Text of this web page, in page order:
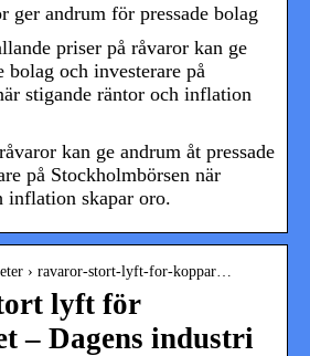
ger andrum för pressade bolag
priser på råvaror kan ge
bolag och investerare på
stigande räntor och inflation
kan ge andrum åt pressade
på Stockholmbörsen när
inflation skapar oro.
› ravaror-stort-lyft-for-koppar…
lyft för
– Dagens industri